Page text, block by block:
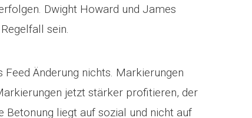
Dwight Howard und James
sein.
Änderung nichts. Markierungen
jetzt stärker profitieren, der
Betonung liegt auf sozial und nicht auf